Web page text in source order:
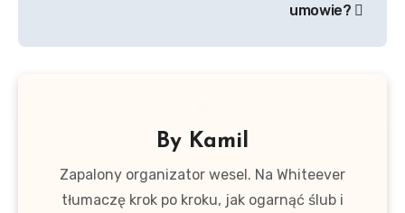
umowie?
By Kamil
Zapalony organizator wesel. Na Whiteever
tłumaczę krok po kroku, jak ogarnąć ślub i